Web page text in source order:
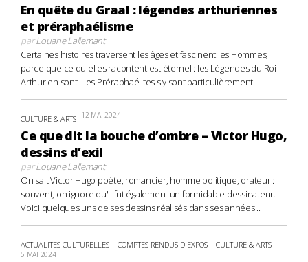
En quête du Graal : légendes arthuriennes
et préraphaélisme
parLouane Lallemant
Certaines histoires traversent les âges et fascinent les Hommes,
parce que ce qu'elles racontent est éternel : les Légendes du Roi
Arthur en sont. Les Préraphaélites s'y sont particulièrement...
CULTURE & ARTS 12 MAI 2024
Ce que dit la bouche d’ombre – Victor Hugo,
dessins d’exil
parLouane Lallemant
On sait Victor Hugo poète, romancier, homme politique, orateur :
souvent, on ignore qu'il fut également un formidable dessinateur.
Voici quelques uns de ses dessins réalisés dans ses années...
ACTUALITÉS CULTURELLES COMPTES RENDUS D'EXPOS CULTURE & ARTS
5 MAI 2024